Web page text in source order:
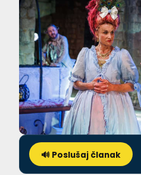
🔊 Poslušaj članak